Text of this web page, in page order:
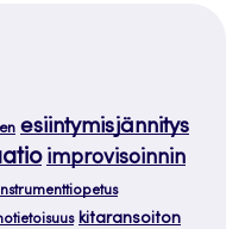
esiintymisjännitys
improvisoinnin
kitaransoiton